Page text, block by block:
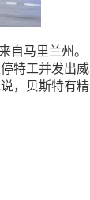
自马里兰州。
特工并发出威
，贝斯特有精